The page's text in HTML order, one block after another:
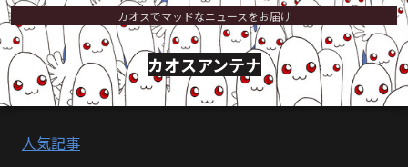
カオスでマッドなニュースをお届け
カオスアンテナ
人気記事